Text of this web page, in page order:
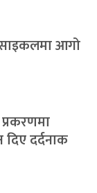
आगो
दिए दर्दनाक